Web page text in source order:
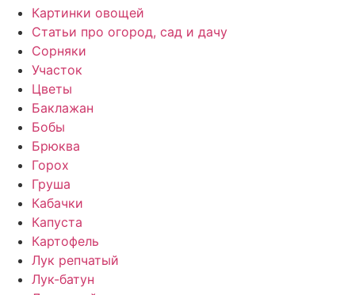
Картинки овощей
Статьи про огород, сад и дачу
Сорняки
Участок
Цветы
Баклажан
Бобы
Брюква
Горох
Груша
Кабачки
Капуста
Картофель
Лук репчатый
Лук-батун